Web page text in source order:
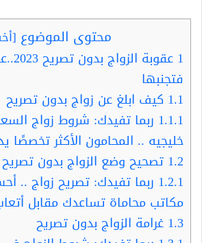
محتوى الموضوع [
1
فتجنبها
1.1 كيف ابلغ عن زواج بدون تصريح
1.1.1 ربما تفيدك: شروط زواج
خليجيه .. المحامون الأكثر تخصصًا
1.2 تصحيح وضع الزواج بدون تصريح
1.2.1 ربما تفيدك: تصريح زواج ..
مكاتب محاماة تساعدك مقابل
1.3 غرامة الزواج بدون تصريح